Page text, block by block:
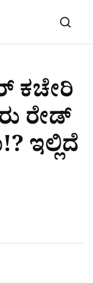
ಕಚೇರಿ
ರೇಡ್​
ಇಲ್ಲಿದೆ